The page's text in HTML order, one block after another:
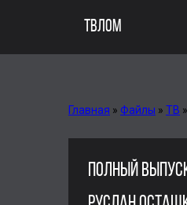
ТВЛОМ
Главная » Файлы » ТВ »
ПОЛНЫЙ